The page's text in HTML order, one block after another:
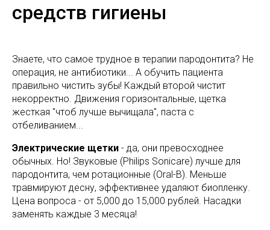
средств гигиены
Знаете, что самое трудное в терапии пародонтита? Не
операция, не антибиотики... А обучить пациента
правильно чистить зубы! Каждый второй чистит
некорректно. Движения горизонтальные, щетка
жесткая "чтоб лучше вычищала", паста с
отбеливанием...
Электрические щетки - да, они превосходнее
обычных. Но! Звуковые (Philips Sonicare) лучше для
пародонтита, чем ротационные (Oral-B). Меньше
травмируют десну, эффективнее удаляют биопленку.
Цена вопроса - от 5,000 до 15,000 рублей. Насадки
заменять каждые 3 месяца!